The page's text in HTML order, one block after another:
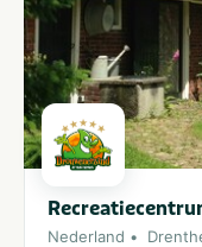
Nederland